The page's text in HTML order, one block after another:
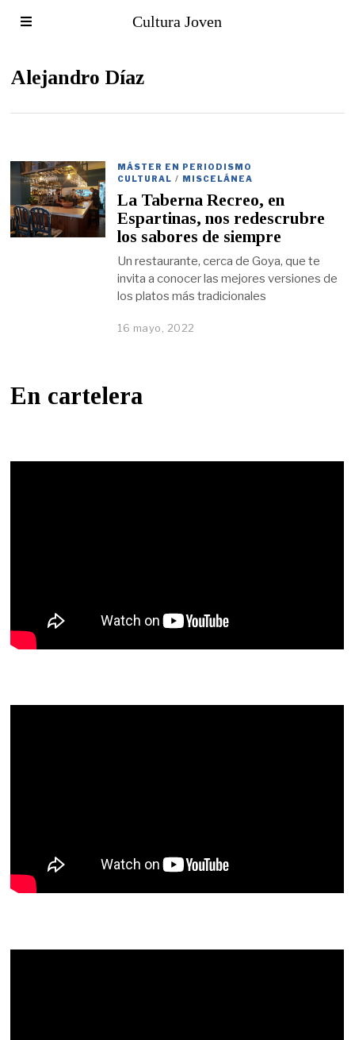
Cultura Joven
Alejandro Díaz
MÁSTER EN PERIODISMO
CULTURAL / MISCELÁNEA
La Taberna Recreo, en
Espartinas, nos redescrubre
los sabores de siempre
Un restaurante, cerca de Goya, que te
invita a conocer las mejores versiones de
los platos más tradicionales
16 mayo, 2022
En cartelera